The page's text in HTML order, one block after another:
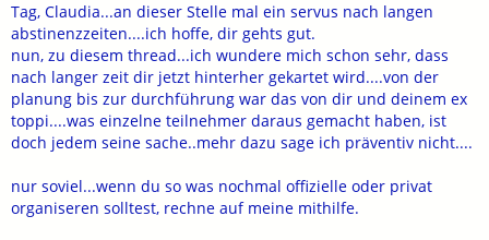
Tag, Claudia...an dieser Stelle mal ein servus nach langen
abstinenzzeiten....ich hoffe, dir gehts gut.
nun, zu diesem thread...ich wundere mich schon sehr, dass
nach langer zeit dir jetzt hinterher gekartet wird....von der
planung bis zur durchführung war das von dir und deinem ex
toppi....was einzelne teilnehmer daraus gemacht haben, ist
doch jedem seine sache..mehr dazu sage ich präventiv nicht....
nur soviel...wenn du so was nochmal offizielle oder privat
organiseren solltest, rechne auf meine mithilfe.